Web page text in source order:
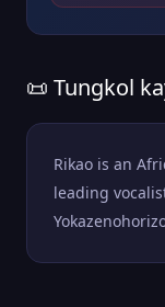
📜 Tungkol
Rikao is an
leading